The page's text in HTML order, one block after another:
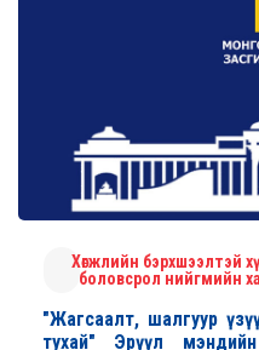
Хөгжлийн бэрхшээлтэй
боловсрол нийгмийн
"Жагсаалт, шалгуур
тухай" Эрүүл мэндийн